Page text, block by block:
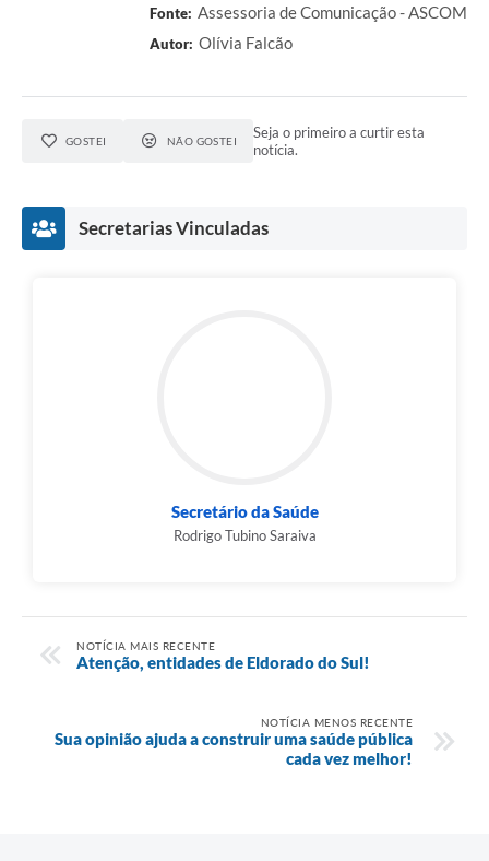
Fonte: Assessoria de Comunicação - ASCOM
Autor: Olívia Falcão
GOSTEI NÃO GOSTEI
Seja o primeiro a curtir esta
notícia.
Secretarias Vinculadas
Secretário da Saúde
Rodrigo Tubino Saraiva
NOTÍCIA MAIS RECENTE
Atenção, entidades de Eldorado do Sul!
NOTÍCIA MENOS RECENTE
Sua opinião ajuda a construir uma saúde pública
cada vez melhor!